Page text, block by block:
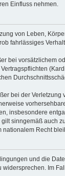
Einfluss nehmen.
von Leben,
fahrlässiges
bei vorsätzlichem
bei der
insbesondere
sinngemäß auch
nationalem Recht
und die
Im